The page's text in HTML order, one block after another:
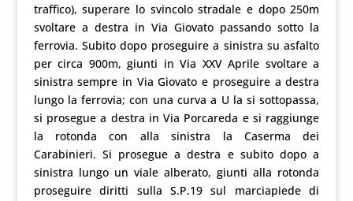
traffico), superare lo svincolo stradale e dopo 250m
svoltare a destra in Via Giovato passando sotto la
ferrovia. Subito dopo proseguire a sinistra su asfalto
per circa 900m, giunti in Via XXV Aprile svoltare a
sinistra sempre in Via Giovato e proseguire a destra
lungo la ferrovia; con una curva a U la si sottopassa,
si prosegue a destra in Via Porcareda e si raggiunge
la rotonda con alla sinistra la Caserma dei
Carabinieri. Si prosegue a destra e subito dopo a
sinistra lungo un viale alberato, giunti alla rotonda
proseguire diritti sulla S.P.19 sul marciapiede di